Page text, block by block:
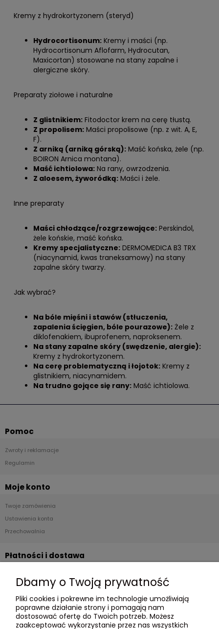
Kremy z hydrokortyzonem (steryd)
Hydrocortisonum: Kremy i maści (np.
Hydrocortisonum Aflofarm, Hydrocutan,
Maxicortan) stosowane na stany zapalne i
alergiczne skóry.
Preparaty ziołowe i naturalne
Z glistnikiem: Fitodoctor krem na cerę tłustą.
Z propolisem: Maści propolisowe (np. z wit. A, E,
F).
Z arniką (arniką górską): Maść końska, żele (np.
BOIRON Arnica montana).
Maść ichtiolowa: Na rany, owrzodzenia.
Z aloesem, żyworódką: Maści i żele.
Inne preparaty
Maści chłodzące/rozgrzewające: Perskindol,
żele końskie, maść końska.
Kremy specjalistyczne: DERMOMEDICA B3 TRX
(niacynamid, kwas traneksamowy) na stany
zapalne skóry twarzy.
Jak wybrać?
Na bóle mięśni i stawów (stłuczenia,
zapalenia ścięgien, bóle pourazowe): Żele z
diklofenakiem, ibuprofenem, naproksenem.
Na stany zapalne skóry (swędzenie, alergie):
Kremy z hydrokortyzonem.
Na cerę problematyczną i łojotok: Kremy z
glistnikiem, niacynamidem.
Na trudno gojące się rany: Maść ichtiolowa.
Pomoc
Zwroty i reklamacje
Regulamin
Moje konto
Twoje zamówienia
Ustawienia konta
Przechowalnia
Płatności i dostawa
Czas i koszty dostawy
Czas realizacji zamówienia
Informacje
Dbamy o Twoją prywatność
Pliki cookies i pokrewne im technologie umożliwiają
poprawne działanie strony i pomagają nam
dostosować ofertę do Twoich potrzeb. Możesz
zaakceptować wykorzystanie przez nas wszystkich